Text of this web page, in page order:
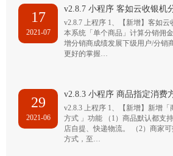
17
2021-07
v2.8.7 小程序 客如云收银机
v2.8.7 上程序 1、【新增】客如
本系统「单个商品」计算分销佣
增分销商成绩发展下级用户/分销
更好的掌握…
29
2021-06
v2.8.3 小程序 商品指定消费
v2.8.3 上程序 1、【新增】新增
方式 」功能 （1）商品默认都支
店自提、快递物流。 （2）商家
方式，至…